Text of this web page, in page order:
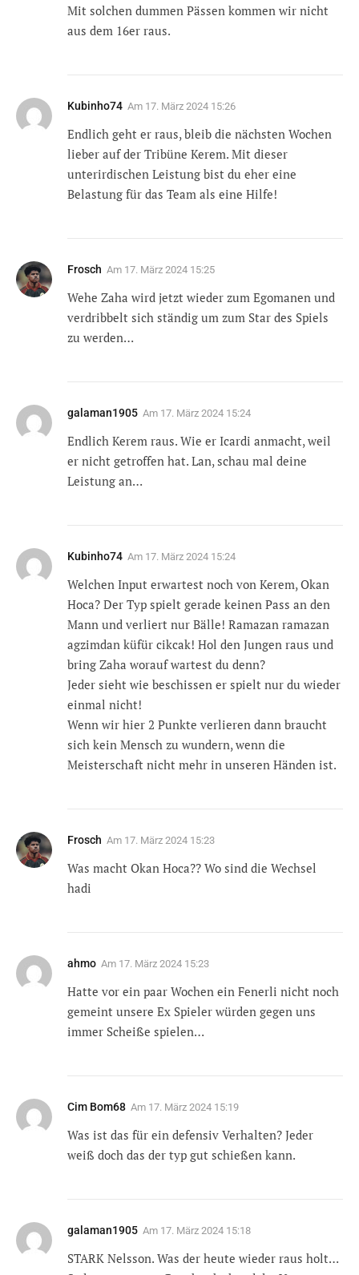
Mit solchen dummen Pässen kommen wir nicht
aus dem 16er raus.
Kubinho74 Am 17. März 2024 15:26
Endlich geht er raus, bleib die nächsten Wochen
lieber auf der Tribüne Kerem. Mit dieser
unterirdischen Leistung bist du eher eine
Belastung für das Team als eine Hilfe!
Frosch Am 17. März 2024 15:25
Wehe Zaha wird jetzt wieder zum Egomanen und
verdribbelt sich ständig um zum Star des Spiels
zu werden…
galaman1905 Am 17. März 2024 15:24
Endlich Kerem raus. Wie er Icardi anmacht, weil
er nicht getroffen hat. Lan, schau mal deine
Leistung an…
Kubinho74 Am 17. März 2024 15:24
Welchen Input erwartest noch von Kerem, Okan
Hoca? Der Typ spielt gerade keinen Pass an den
Mann und verliert nur Bälle! Ramazan ramazan
agzimdan küfür cikcak! Hol den Jungen raus und
bring Zaha worauf wartest du denn?
Jeder sieht wie beschissen er spielt nur du wieder
einmal nicht!
Wenn wir hier 2 Punkte verlieren dann braucht
sich kein Mensch zu wundern, wenn die
Meisterschaft nicht mehr in unseren Händen ist.
Frosch Am 17. März 2024 15:23
Was macht Okan Hoca?? Wo sind die Wechsel
hadi
ahmo Am 17. März 2024 15:23
Hatte vor ein paar Wochen ein Fenerli nicht noch
gemeint unsere Ex Spieler würden gegen uns
immer Scheiße spielen…
Cim Bom68 Am 17. März 2024 15:19
Was ist das für ein defensiv Verhalten? Jeder
weiß doch das der typ gut schießen kann.
galaman1905 Am 17. März 2024 15:18
STARK Nelsson. Was der heute wieder raus holt…